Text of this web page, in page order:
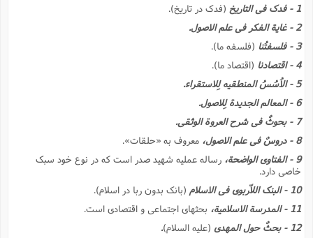
1 - فدک فى التاریخ
(فدک در تاریخ).
2 - غایة الفکر فى علم الاصول.
3 - فلسفتُنا
(فلسفه ما).
4 - اقتصادنا
(اقتصاد ما).
5 - الاُسُسُ المنطقیه لِلاستقراء.
6 - المعالم الجدیدة لِلاصول.
7 - بحوثٌ فى شرح العروة الوثقى.
8 - دروسٌ فى علم الاصول،
معروف به «حلقات».
9 - الفتاوى الواضحة،
رساله عملیه شهید صدر است که در نوع خود سبک
خاصى دارد.
10 - البنک اللاّربوى فى الاسلام
(بانک بدون ربا در اسلام).
11 - المدرسة الاسلامیة،
بحثهاى اجتماعى و اقتصادى است.
12 - بحثٌ حول المهدى
(علیه السلام).